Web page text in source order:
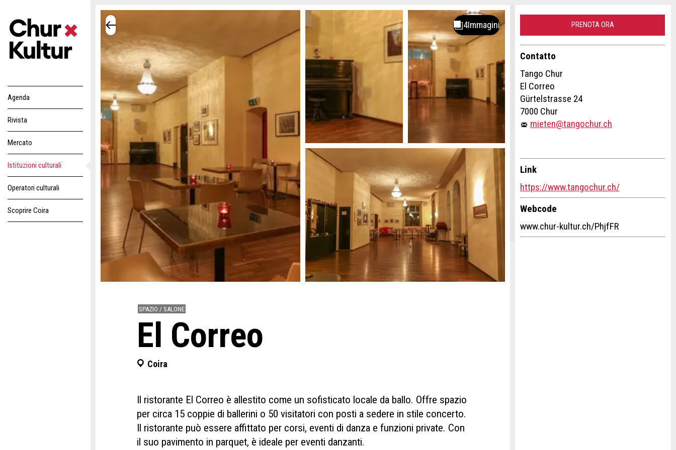
Agenda
Rivista
Mercato
Istituzioni culturali
Operatori culturali
Scoprire Coira
SPAZIO / SALONE
El Correo
Coira
Il ristorante El Correo è allestito come un sofisticato locale da ballo. Offre spazio
per circa 15 coppie di ballerini o 50 visitatori con posti a sedere in stile concerto.
Il ristorante può essere affittato per corsi, eventi di danza e funzioni private. Con
il suo pavimento in parquet, è ideale per eventi danzanti.
PRENOTA ORA
Contatto
Tango Chur
El Correo
Gürtelstrasse 24
7000 Chur
mieten@tangochur.ch
Link
https://www.tangochur.ch/
Webcode
www.chur-kultur.ch/PhjfFR